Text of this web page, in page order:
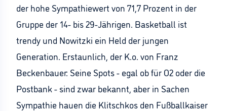
der hohe Sympathiewert von 71,7 Prozent in der
Gruppe der 14- bis 29-Jährigen. Basketball ist
trendy und Nowitzki ein Held der jungen
Generation. Erstaunlich, der K.o. von Franz
Beckenbauer: Seine Spots - egal ob für O2 oder die
Postbank - sind zwar bekannt, aber in Sachen
Sympathie hauen die Klitschkos den Fußballkaiser